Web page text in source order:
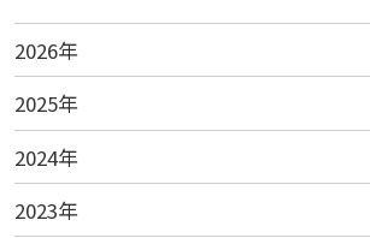
2026年
2025年
2024年
2023年